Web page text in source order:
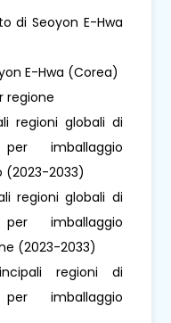
di Seoyon E-Hwa
E-Hwa (Corea)
regione
regioni globali di
imballaggio
2033)
regioni globali di
imballaggio
(2023-2033)
regioni di
imballaggio